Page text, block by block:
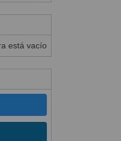
está vacío